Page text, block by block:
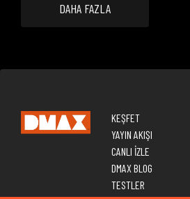
DAHA FAZLA
KEŞFET
YAYIN AKIŞI
CANLI İZLE
DMAX BLOG
TESTLER